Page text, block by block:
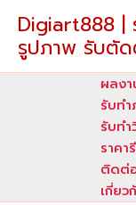
content
Digiart888 |
รูปภาพ รับตั
ผลง
รับทํ
รับท
ราค
ติดต่
เกี่ยว